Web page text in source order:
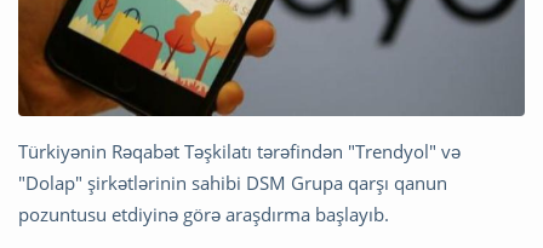
Türkiyənin Rəqabət Təşkilatı tərəfindən "Trendyol" və
"Dolap" şirkətlərinin sahibi DSM Grupa qarşı qanun
pozuntusu etdiyinə görə araşdırma başlayıb.